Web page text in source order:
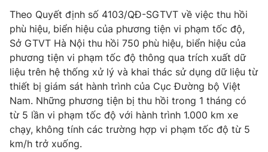
Thế giới đó đây
Câu chuyện quốc tế
Tài chính
Thị trường
Góc doanh nghiệp
Dữ liệu và đời sống
Truyền hình
Phim VTV
Hậu trường
Nhân vật
Giải trí
Điện ảnh
Âm nhạc
Đời sống
Theo Quyết định số 4103/QĐ-SGTVT về việc thu hồi
phù hiệu, biển hiệu của phương tiện vi phạm tốc độ,
Sở GTVT Hà Nội thu hồi 750 phù hiệu, biển hiệu của
phương tiện vi phạm tốc độ thông qua trích xuất dữ
liệu trên hệ thống xử lý và khai thác sử dụng dữ liệu từ
thiết bị giám sát hành trình của Cục Đường bộ Việt
Nam. Những phương tiện bị thu hồi trong 1 tháng có
từ 5 lần vi phạm tốc độ với hành trình 1.000 km xe
chạy, không tính các trường hợp vi phạm tốc độ từ 5
km/h trở xuống.